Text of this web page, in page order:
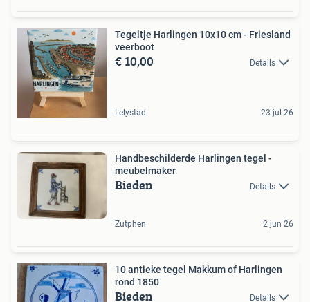
Tegeltje Harlingen 10x10 cm - Friesland
veerboot
€ 10,00 Details
Lelystad 23 jul 26
Handbeschilderde Harlingen tegel -
meubelmaker
Bieden Details
Zutphen 2 jun 26
10 antieke tegel Makkum of Harlingen
rond 1850
Bieden Details